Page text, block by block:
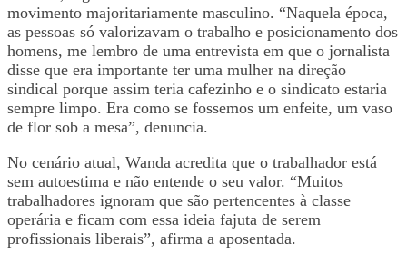
movimento majoritariamente masculino. “Naquela época,
as pessoas só valorizavam o trabalho e posicionamento dos
homens, me lembro de uma entrevista em que o jornalista
disse que era importante ter uma mulher na direção
sindical porque assim teria cafezinho e o sindicato estaria
sempre limpo. Era como se fossemos um enfeite, um vaso
de flor sob a mesa”, denuncia.
No cenário atual, Wanda acredita que o trabalhador está
sem autoestima e não entende o seu valor. “Muitos
trabalhadores ignoram que são pertencentes à classe
operária e ficam com essa ideia fajuta de serem
profissionais liberais”, afirma a aposentada.